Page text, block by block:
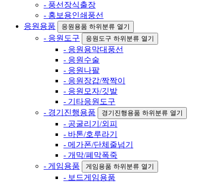
- 풍선장식출장
- 홍보용인쇄풍선
응원용품
응원용품 하위분류 열기
- 응원도구 응원도구 하위분류 열기
- 응원용막대풍선
- 응원수술
- 응원나팔
- 응원장갑/짝짝이
- 응원모자/깃발
- 기타응원도구
- 경기진행용품
경기진행용품 하위분류 열기
- 공굴리기/외피
- 바톤/호루라기
- 메가폰/단체줄넘기
- 개막/폐막폭죽
- 게임용품
게임용품 하위분류 열기
- 보드게임용품